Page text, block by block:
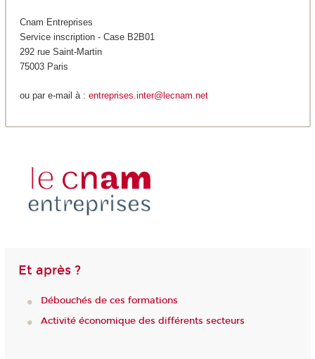
Cnam Entreprises
Service inscription - Case B2B01
292 rue Saint-Martin
75003 Paris
ou par e-mail à : entreprises.inter@lecnam.net
Et après ?
Débouchés de ces formations
Activité économique des différents secteurs